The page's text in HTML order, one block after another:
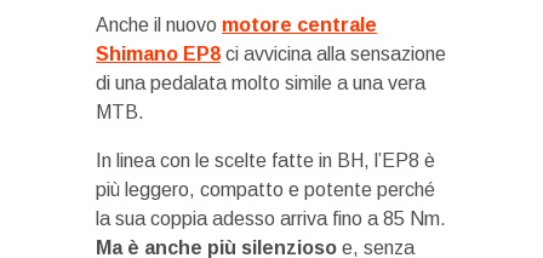
Anche il nuovo motore centrale
Shimano EP8 ci avvicina alla sensazione
di una pedalata molto simile a una vera
MTB.
In linea con le scelte fatte in BH, l’EP8 è
più leggero, compatto e potente perché
la sua coppia adesso arriva fino a 85 Nm.
Ma è anche più silenzioso e, senza